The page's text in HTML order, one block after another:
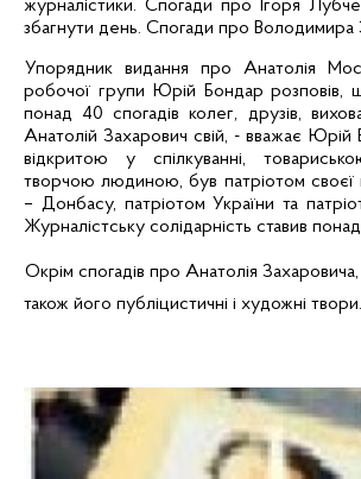
журналістики. Спогади про Ігоря
збагнути день. Спогади про Володимира
Упорядник видання про Анатолія
робочої групи Юрій Бондар розповів,
понад 40 спогадів колег, друзів,
Анатолій Захарович свій, - вважає Юрій
відкритою у спілкуванні,
творчою людиною, був патріотом своєї
– Донбасу, патріотом України та
Журналістську солідарність ставив
Окрім спогадів про Анатолія
також його публіцистичні і художні твори.